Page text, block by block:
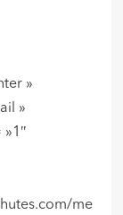
»
»
merci/